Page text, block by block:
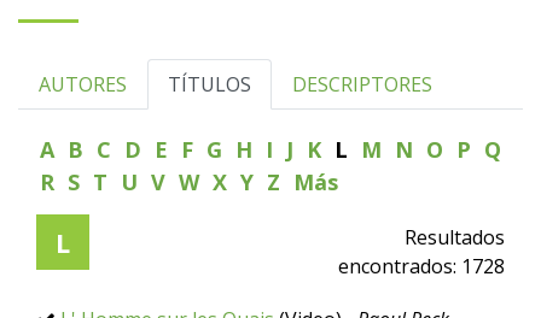
AUTORES TÍTULOS DESCRIPTORES
A B C D E F G H I J K L M N O P Q
R S T U V W X Y Z Más
L
Resultados
encontrados: 1728